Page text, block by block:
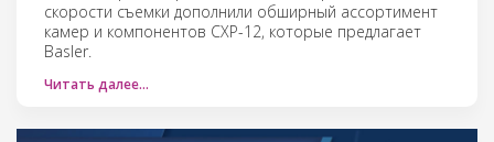
скорости съемки дополнили обширный ассортимент
камер и компонентов CXP-12, которые предлагает
Basler.
Читать далее…